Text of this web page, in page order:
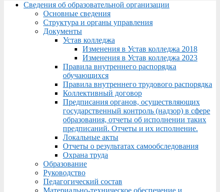
Menu
Сведения об образовательной организации
Основные сведения
Структура и органы управления
Документы
Устав колледжа
Изменения в Устав колледжа 2018
Изменения в Устав колледжа 2023
Правила внутреннего распорядка
обучающихся
Правила внутреннего трудового распорядка
Коллективный договор
Предписания органов, осуществляющих
государственный контроль (надзор) в сфере
образования, отчеты об исполнении таких
предписаний. Отчеты и их исполнение.
Локальные акты
Отчеты о результатах самообследования
Охрана труда
Образование
Руководство
Педагогический состав
Материально-техническое обеспечение и